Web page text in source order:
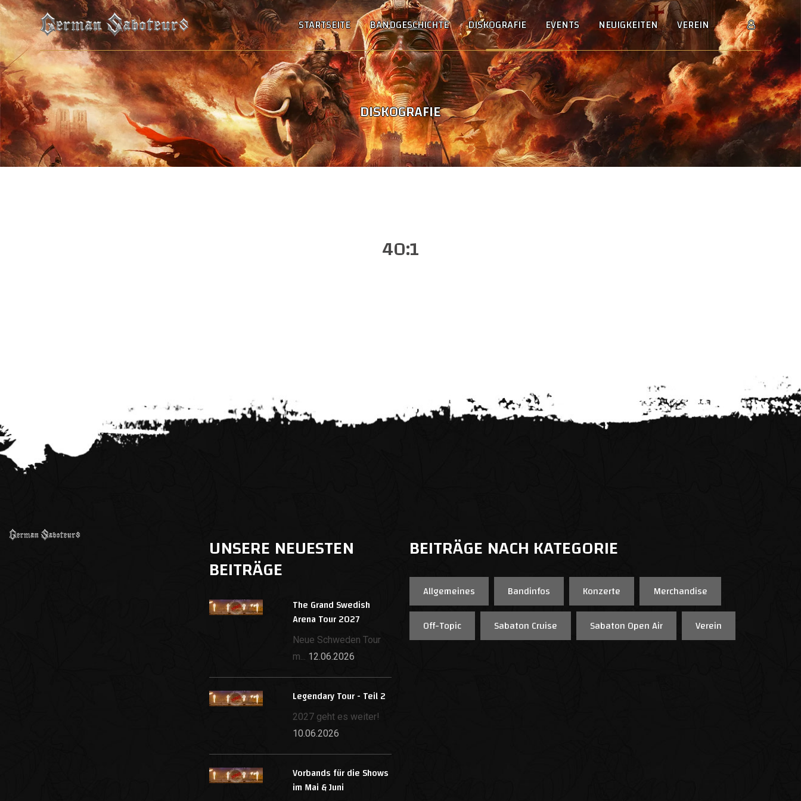
STARTSEITE BANDGESCHICHTE DISKOGRAFIE EVENTS NEUIGKEITEN VEREIN
DISKOGRAFIE
40:1
UNSERE NEUESTEN
BEITRÄGE
The Grand Swedish
Arena Tour 2027
Neue Schweden Tour
m... 12.06.2026
Legendary Tour - Teil 2
2027 geht es weiter!
10.06.2026
Vorbands für die Shows
im Mai & Juni
BEITRÄGE NACH KATEGORIE
Allgemeines Bandinfos Konzerte
Merchandise
Off-Topic
Sabaton Cruise Sabaton Open Air Verein